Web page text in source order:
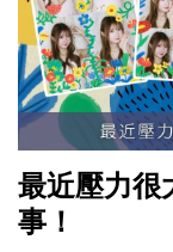
最近壓力很
事！